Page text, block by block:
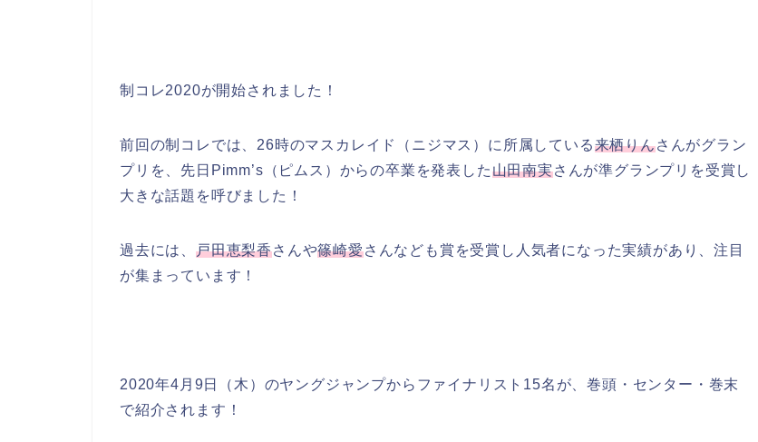
制コレ2020が開始されました！
前回の制コレでは、26時のマスカレイド（ニジマス）に所属している来栖りんさんがグラン
プリを、先日Pimm’s（ピムス）からの卒業を発表した山田南実さんが準グランプリを受賞し
大きな話題を呼びました！
過去には、 戸田恵梨香さんや篠崎愛さんなども賞を受賞し人気者になった実績があり、注目
が集まっています！
2020年4月9日（木）のヤングジャンプからファイナリスト15名が、巻頭・センター・巻末
で紹介されます！